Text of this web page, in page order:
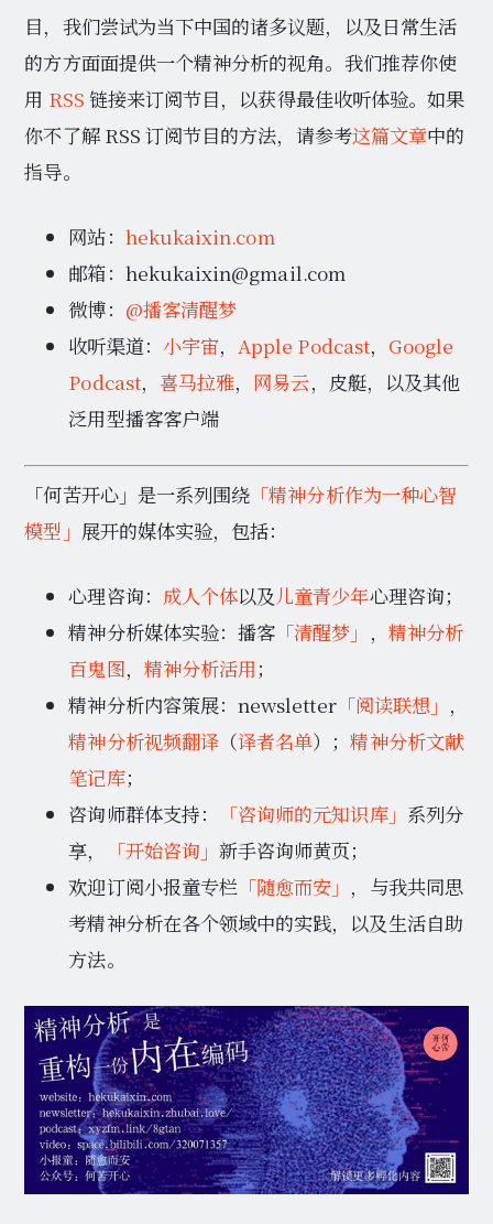
目，我们尝试为当下中国的诸多议题，以及日常生活
的方方面面提供一个精神分析的视角。我们推荐你使
用 RSS 链接来订阅节目，以获得最佳收听体验。如果
你不了解 RSS 订阅节目的方法，请参考这篇文章中的
指导。
网站： hekukaixin.com
邮箱：hekukaixin@gmail.com
微博： @播客清醒梦
收听渠道： 小宇宙，Apple Podcast， Google
Podcast， 喜马拉雅， 网易云，皮艇，以及其他
泛用型播客客户端
「何苦开心」是一系列围绕 「精神分析作为一种心智
模型」 展开的媒体实验，包括：
心理咨询： 成人个体以及 儿童青少年心理咨询；
精神分析媒体实验：播客 「清醒梦」 ， 精神分析
百鬼图， 精神分析活用；
精神分析内容策展：newsletter「阅读联想」 ，
精神分析视频翻译（译者名单）；精神分析文献
笔记库；
咨询师群体支持：
「咨询师的元知识库」 系列分
享，
「开始咨询」 新手咨询师黄页；
欢迎订阅小报童专栏 「随愈而安」 ，与我共同思
考精神分析在各个领域中的实践，以及生活自助
方法。